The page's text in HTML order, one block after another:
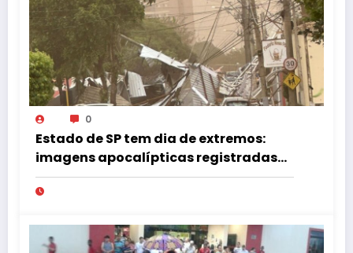
0
Estado de SP tem dia de extremos:
imagens apocalípticas registradas
na região